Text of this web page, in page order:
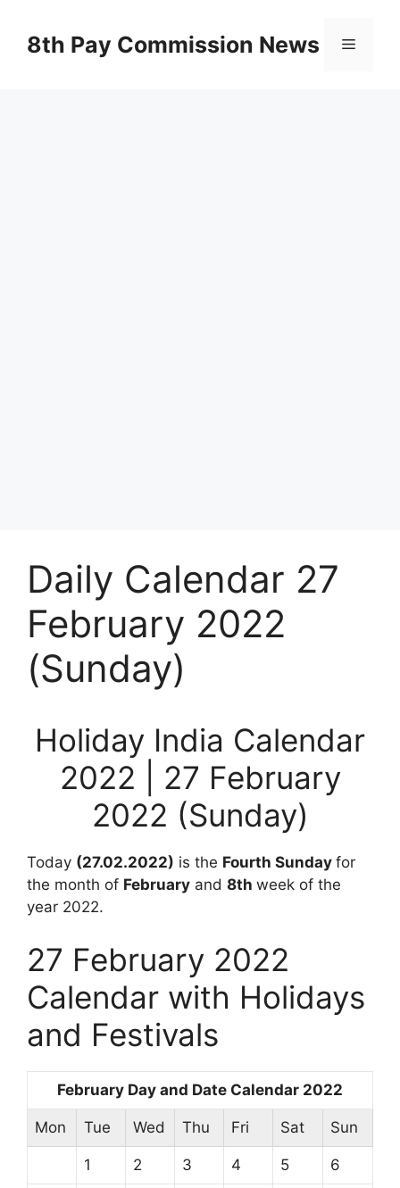
content8th Pay Commission News Menu
Daily Calendar 27
February 2022
(Sunday)
Holiday India Calendar
2022 | 27 February
2022 (Sunday)
Today (27.02.2022) is the Fourth Sunday for
the month of February and 8th week of the
year 2022.
27 February 2022
Calendar with Holidays
and Festivals
February Day and Date Calendar 2022
Mon Tue Wed Thu Fri Sat Sun
1 2 3 4 5 6